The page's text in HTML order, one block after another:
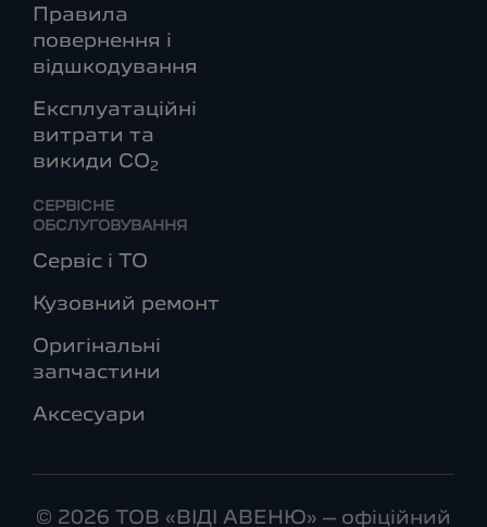
Правила
повернення і
відшкодування
Експлуатаційні
витрати та
викиди СО2
СЕРВІСНЕ
ОБСЛУГОВУВАННЯ
Сервіс і ТО
Кузовний ремонт
Оригінальні
запчастини
Аксесуари
© 2026 ТОВ «ВІДІ АВЕНЮ» – офіційний